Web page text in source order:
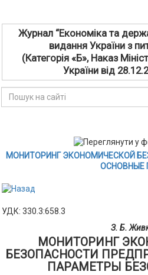
Журнал “Економіка та
видання України з
(Категорія «Б», Наказ
України від
МОНИТОРИНГ ЭКОНОМИЧЕСКОЙ
ОСНОВНЫЕ
УДК: 330.3:658.3
З. Б.
МОНИТОРИНГ
БЕЗОПАСНОСТИ
ПАРАМЕТРЫ